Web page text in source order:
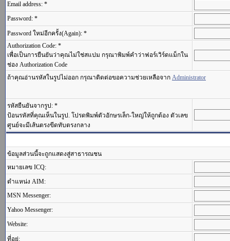
Email address: *
Password: *
Password ใหม่อีกครั้ง(Again): *
Authorization Code: *
เพื่อเป็นการยืนยันว่าคุณไม่ใช่สแปม กรุณาพิมพ์คำว่าฟอร์เวิร์ดแม็กใน
ช่อง Authorization Code
ถ้าคุณอ่านรหัสในรูปไม่ออก กรุณาติดต่อขอความช่วยเหลือจาก Administrator
รหัสยืนยันจากรูป: *
ป้อนรหัสที่คุณเห็นในรูป. โปรดพิมพ์ตัวอักษรเล็ก-ใหญ่ให้ถูกต้อง ตัวเลข
ศูนย์จะมีเส้นตรงขีดทับตรงกลาง
ข้อมูลส่วนนี้จะถูกแสดงสู่สาธารณชน
หมายเลข ICQ:
ตำแหน่ง AIM:
MSN Messenger:
Yahoo Messenger:
Website:
ที่อยู่: